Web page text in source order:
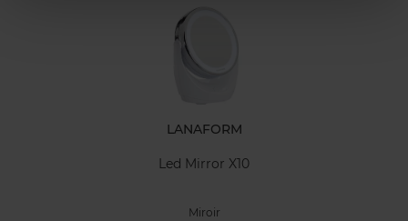
LANAFORM
Led Mirror X10
Miroir